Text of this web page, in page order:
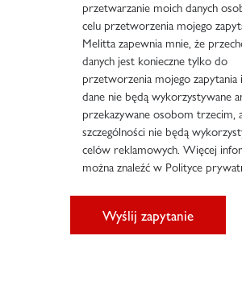
przetwarzanie moich danych
celu przetworzenia mojego
Melitta zapewnia mnie, że
danych jest konieczne tylko do
przetworzenia mojego zapytania
dane nie będą wykorzystywane
przekazywane osobom trzecim,
szczególności nie będą
celów reklamowych. Więcej
można znaleźć w Polityce
Wyślij zapytanie